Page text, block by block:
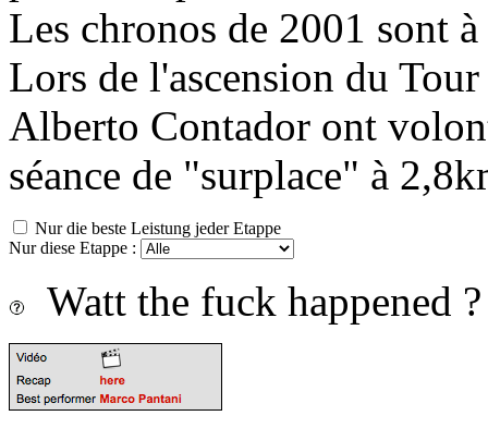
Les chronos de 2001 sont
Lors de l'ascension du
Alberto Contador ont
séance de "surplace" à
Nur die beste Leistung jeder Etappe
Nur diese Etappe :
Watt the fuck happened ?